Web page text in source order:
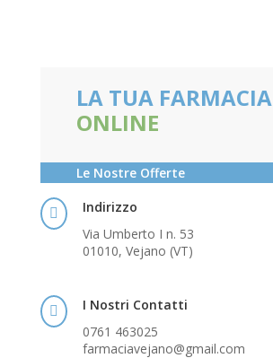
LA TUA FARMACIA
ONLINE
Le Nostre Offerte

Indirizzo
Via Umberto I n. 53
01010, Vejano (VT)

I Nostri Contatti
0761 463025
farmaciavejano@gmail.com